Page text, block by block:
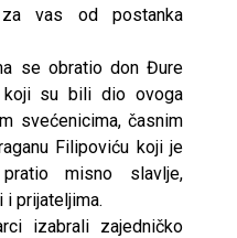
za vas od postanka
se obratio don Đure
koji su bili dio ovoga
svećenicima, časnim
Filipoviću koji je
misno slavlje,
prijateljima.
izabrali zajedničko